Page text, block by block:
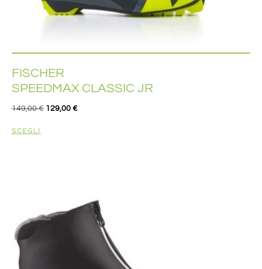
FISCHER
SPEEDMAX CLASSIC JR
149,00€ 129,00 €
SCEGLI